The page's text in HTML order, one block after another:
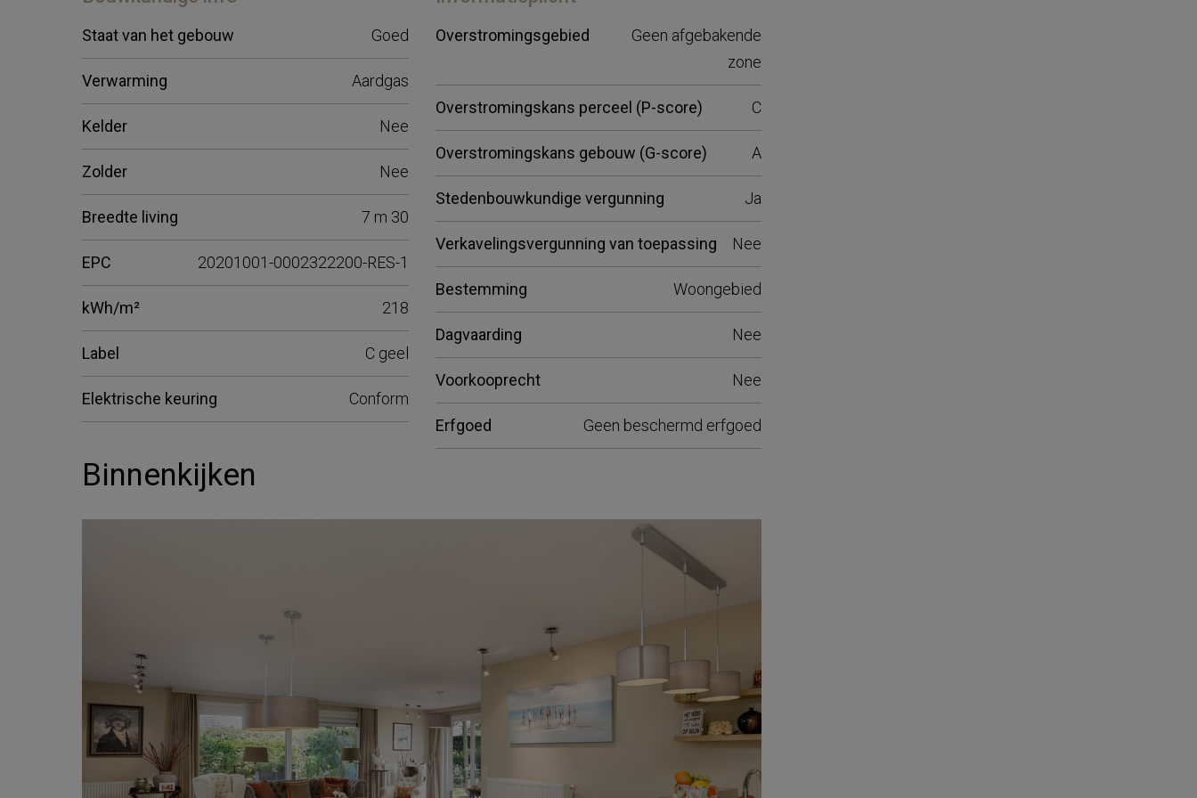
Staat van het gebouw Goed
Verwarming Aardgas
Kelder Nee
Zolder Nee
Breedte living 7 m 30
EPC 20201001-0002322200-RES-1
kWh/m² 218
Label C geel
Elektrische keuring Conform
Overstromingsgebied
Geen afgebakende
zone
Overstromingskans perceel (P-score) C
Overstromingskans gebouw (G-score) A
Stedenbouwkundige vergunning Ja
Verkavelingsvergunning van toepassing Nee
Bestemming Woongebied
Dagvaarding Nee
Voorkooprecht Nee
Erfgoed Geen beschermd erfgoed
Binnenkijken